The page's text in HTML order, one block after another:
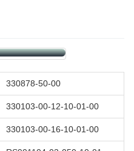
330878-50-00
330103-00-12-10-01-00
330103-00-16-10-01-00